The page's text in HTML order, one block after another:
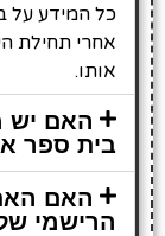
כל המידע על
אחרי תחילת
אותו.
האם יש
בית ספר
האם
הרישמי